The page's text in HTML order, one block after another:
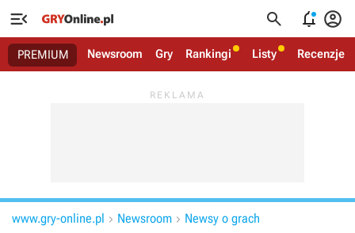
   
PREMIUM Newsroom Gry Rankingi Listy Recenzje
www.gry-online.pl  Newsroom  Newsy o grach